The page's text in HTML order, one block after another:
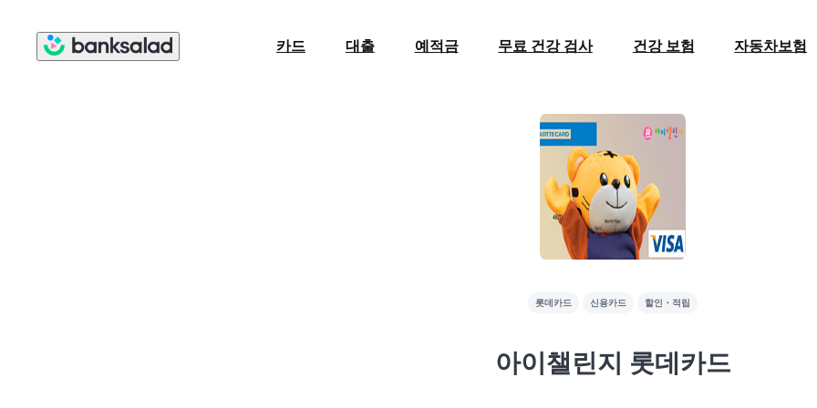
카드 대출 예적금 무료 건강 검사 건강 보험 자동차보험
롯데카드 신용카드 할인・적립
아이챌린지 롯데카드